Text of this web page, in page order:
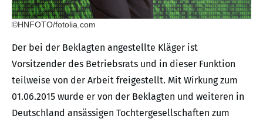
©HNFOTO/fotolia.com
Der bei der Beklagten angestellte Kläger ist
Vorsitzender des Betriebsrats und in dieser Funktion
teilweise von der Arbeit freigestellt. Mit Wirkung zum
01.06.2015 wurde er von der Beklagten und weiteren in
Deutschland ansässigen Tochtergesellschaften zum